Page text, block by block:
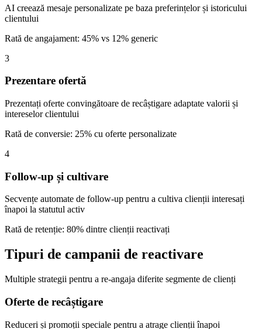
AI creează mesaje personalizate pe baza preferințelor și istoricului
clientului
Rată de angajament: 45% vs 12% generic
3
Prezentare ofertă
Prezentați oferte convingătoare de recâștigare adaptate valorii și
intereselor clientului
Rată de conversie: 25% cu oferte personalizate
4
Follow-up și cultivare
Secvențe automate de follow-up pentru a cultiva clienții interesați
înapoi la statutul activ
Rată de retenție: 80% dintre clienții reactivați
Tipuri de campanii de reactivare
Multiple strategii pentru a re-angaja diferite segmente de clienți
Oferte de recâștigare
Reduceri și promoții speciale pentru a atrage clienții înapoi